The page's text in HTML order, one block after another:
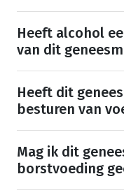
Heeft alcohol
van dit
Heeft dit
besturen van
Mag ik dit
borstvoeding